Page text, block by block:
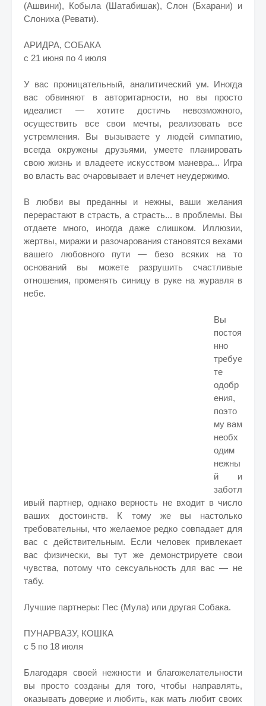
(Ашвини), Кобыла (Шатабишак), Слон (Бхарани) и
Слониха (Ревати).
АРИДРА, СОБАКА
с 21 июня по 4 июля
У вас проницательный, аналитический ум. Иногда
вас обвиняют в авторитарности, но вы просто
идеалист — хотите достичь невозможного,
осуществить все свои мечты, реализовать все
устремления. Вы вызываете у людей симпатию,
всегда окружены друзьями, умеете планировать
свою жизнь и владеете искусством маневра... Игра
во власть вас очаровывает и влечет неудержимо.
В любви вы преданны и нежны, ваши желания
перерастают в страсть, а страсть... в проблемы. Вы
отдаете много, иногда даже слишком. Иллюзии,
жертвы, миражи и разочарования становятся вехами
вашего любовного пути — безо всяких на то
оснований вы можете разрушить счастливые
отношения, променять синицу в руке на журавля в
небе.
Вы
постоя
нно
требуе
те
одобр
ения,
поэто
му вам
необх
одим
нежны
й и
заботл
ивый партнер, однако верность не входит в число
ваших достоинств. К тому же вы настолько
требовательны, что желаемое редко совпадает для
вас с действительным. Если человек привлекает
вас физически, вы тут же демонстрируете свои
чувства, потому что сексуальность для вас — не
табу.
Лучшие партнеры: Пес (Мула) или другая Собака.
ПУНАРВАЗУ, КОШКА
с 5 по 18 июля
Благодаря своей нежности и благожелательности
вы просто созданы для того, чтобы направлять,
оказывать доверие и любить, как мать любит своих